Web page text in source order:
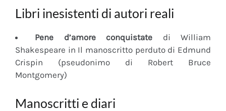
Libri inesistenti di autori reali
Pene d’amore conquistate di William
Shakespeare in Il manoscritto perduto di Edmund
Crispin (pseudonimo di Robert Bruce
Montgomery)
Manoscritti e diari